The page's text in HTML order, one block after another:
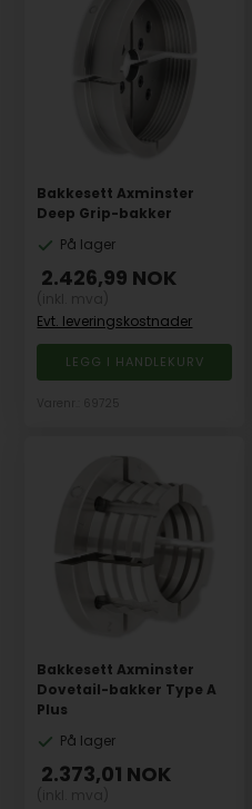
Bakkesett Axminster
Deep Grip-bakker
På lager
2.426,99 NOK
Evt. leveringskostnader
Bakkesett Axminster
Dovetail-bakker Type A
Plus
På lager
2.373,01 NOK